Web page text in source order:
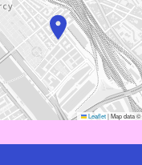
Leaflet|Map data ©